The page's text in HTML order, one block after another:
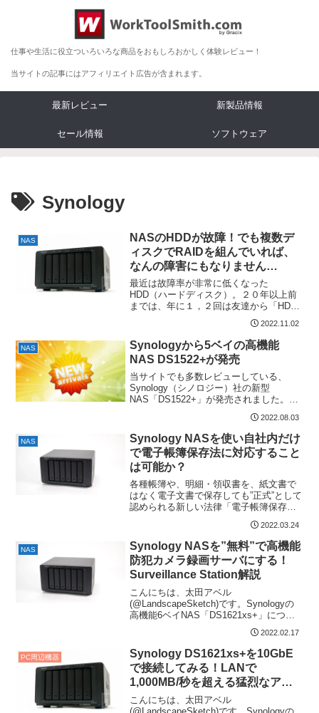
仕事や生活に役立ついろいろな商品をおもしろおかしく体験レビュー！
当サイトの記事にはアフィリエイト広告が含まれます。
最新レビュー 新製品情報
セール情報 ソフトウェア
Synology
NAS
NASのHDDが故障！でも複数デ
ィスクでRAIDを組んでいれば、
なんの障害にもなりません
[Synology DS1621xs+]
最近は故障率が非常に低くなった
HDD（ハードディスク）。２０年以上前
までは、年に１，２回は友達から「HDD
が壊れた！データを助けて！」と連絡が
2022.11.02
NAS
Synologyから5ベイの高機能
NAS DS1522+が発売
当サイトでも多数レビューしている、
Synology（シノロジー）社の新型
NAS「DS1522+」が発売されました。
Synology NASキット 5ベイ 拡張可...
2022.08.03
NAS
Synology NASを使い自社内だけ
で電子帳簿保存法に対応すること
は可能か？
各種帳簿や、明細・領収書を、紙文書で
はなく電子文書で保存しても”正式”として
認められる新しい法律「電子帳簿保存
法」がまもなく施行されます。この電子
2022.03.24
NAS
Synology NASを”無料”で高機能
防犯カメラ録画サーバにする！
Surveillance Station解説
こんにちは、太田アベル
(@LandscapeSketch)です。Synologyの
高機能6ベイNAS「DS1621xs+」につい
て記事を書いています。以前の記事...
2022.02.17
PC周辺機器
Synology DS1621xs+を10GbE
で接続してみる！LANで
1,000MB/秒を超える猛烈なアク
セス速度
こんにちは、太田アベル